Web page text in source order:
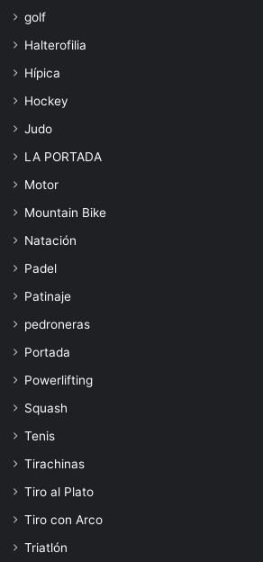
golf
Halterofilia
Hípica
Hockey
Judo
LA PORTADA
Motor
Mountain Bike
Natación
Padel
Patinaje
pedroneras
Portada
Powerlifting
Squash
Tenis
Tirachinas
Tiro al Plato
Tiro con Arco
Triatlón